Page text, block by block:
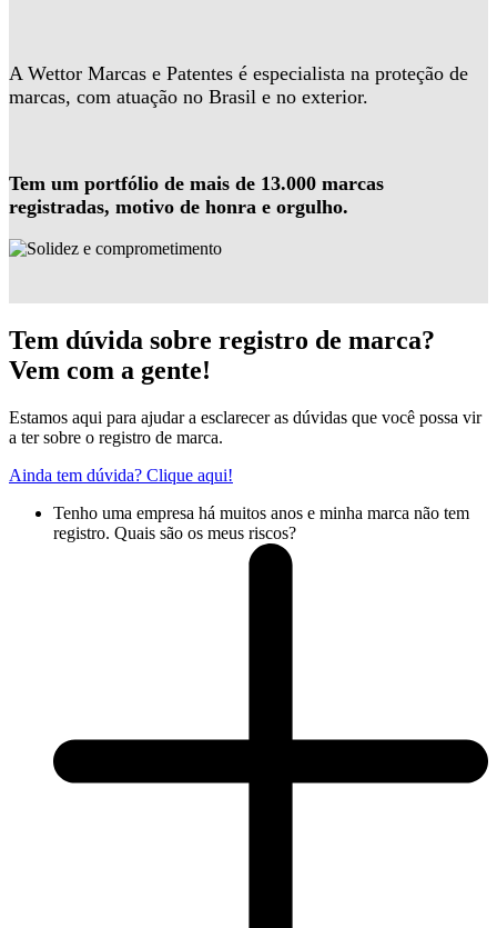
A Wettor Marcas e Patentes é especialista na proteção de
marcas, com atuação no Brasil e no exterior.
Tem um portfólio de mais de 13.000 marcas
registradas, motivo de honra e orgulho.
Tem dúvida sobre registro de marca?
Vem com a gente!
Estamos aqui para ajudar a esclarecer as dúvidas que você possa vir
a ter sobre o registro de marca.
Ainda tem dúvida? Clique aqui!
Tenho uma empresa há muitos anos e minha marca não tem
registro. Quais são os meus riscos?